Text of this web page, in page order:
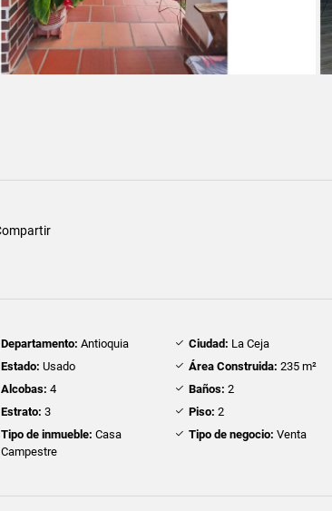
Departamento: Antioquia Ciudad: La Ceja
Estado: Usado Área Construida: 235 m²
Alcobas: 4 Baños: 2
Estrato: 3 Piso: 2
Tipo de inmueble: Casa
Campestre
Tipo de negocio: Venta